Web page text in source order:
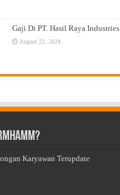
Gaji Di PT. Hasil Raya Industries
August 22, 2024
Karyawan Terupdate